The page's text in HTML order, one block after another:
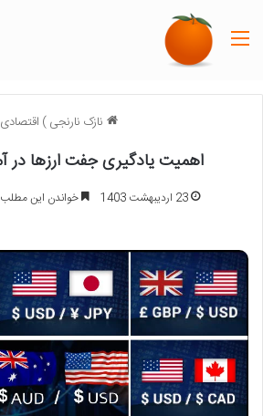
نازک نارنجی ) اقتصادی
اهمیت یادگیری جفت ارزها
23 اردیبهشت 1403 خواندن این مطلب 6 دقیقه زمان